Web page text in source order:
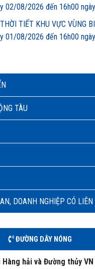
TÀU
DOANH NGHIỆP CÓ LIÊN
ĐƯỜNG DÂY NÓNG
Hàng hải và Đường thủy VN
02/08/2026 đến 16h00
TIẾT KHU VỰC VÙNG
01/08/2026 đến 16h00